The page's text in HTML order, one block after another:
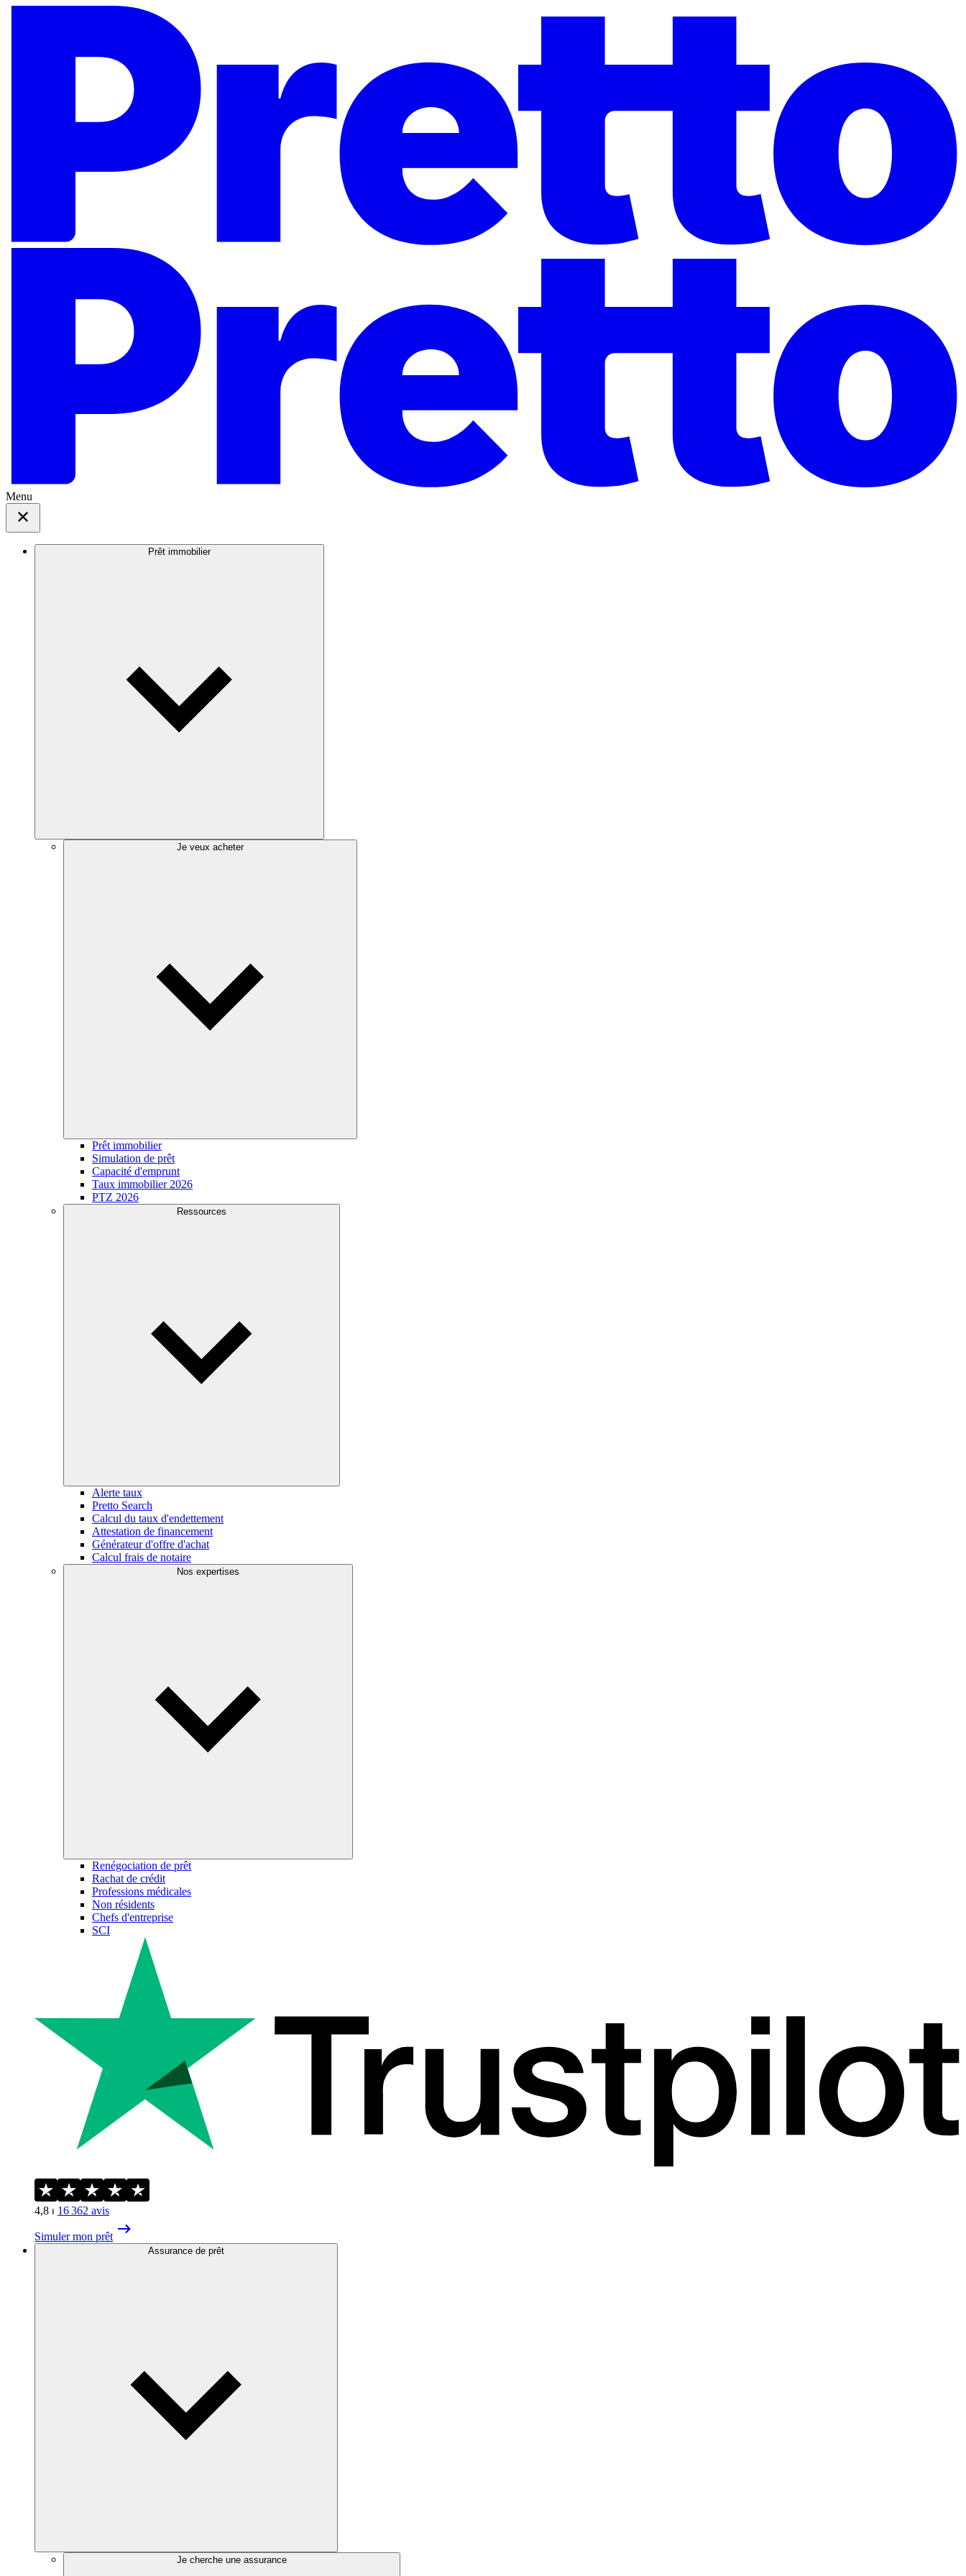
Menu
Prêt immobilier
Je veux acheter
Prêt immobilier
Simulation de prêt
Capacité d'emprunt
Taux immobilier 2026
PTZ 2026
Ressources
Alerte taux
Pretto Search
Calcul du taux d'endettement
Attestation de financement
Générateur d'offre d'achat
Calcul frais de notaire
Nos expertises
Renégociation de prêt
Rachat de crédit
Professions médicales
Non résidents
Chefs d'entreprise
SCI
4,8 ⏐ 16 362 avis
Simuler mon prêt
Assurance de prêt
Je cherche une assurance